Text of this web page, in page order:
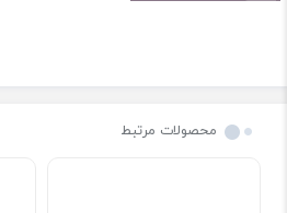
محصولات مرتبط